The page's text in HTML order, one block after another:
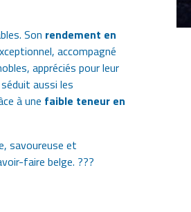
Son rendement en
accompagné
appréciés pour leur
aussi les
à une faible teneur en
savoureuse et
faire belge. ???